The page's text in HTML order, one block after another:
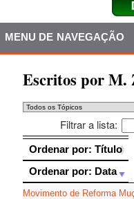
MENU DE NAVEGAÇÃO
Escritos por M.
Filtrar a lista:
Ordenar por: Título
Ordenar por: Data
Movimento de Reforma
Ordenar por: Título
Ordenar por: Data